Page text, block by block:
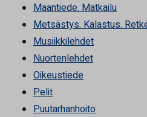
Maantiede. Matkailu
Metsästys. Kalastus.
Musiikkilehdet
Nuortenlehdet
Oikeustiede
Pelit
Puutarhanhoito